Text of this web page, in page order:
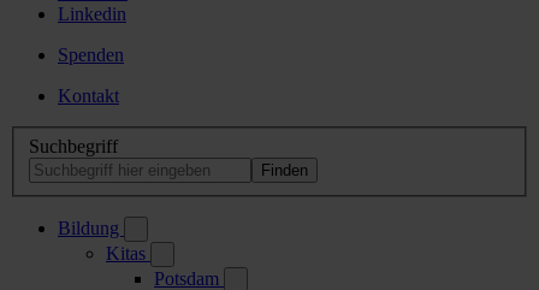
Linkedin
Spenden
Kontakt
Suchbegriff
Bildung
Kitas
Potsdam